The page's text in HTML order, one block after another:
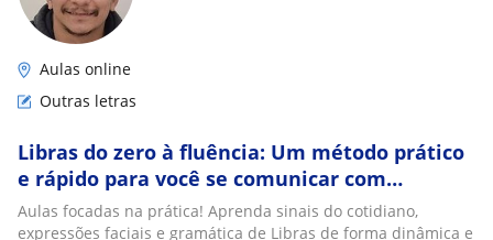
Aulas online
Outras letras
Libras do zero à fluência: Um método prático
e rápido para você se comunicar com
confiança. Inscreva-se!
Aulas focadas na prática! Aprenda sinais do cotidiano,
expressões faciais e gramática de Libras de forma dinâmica e